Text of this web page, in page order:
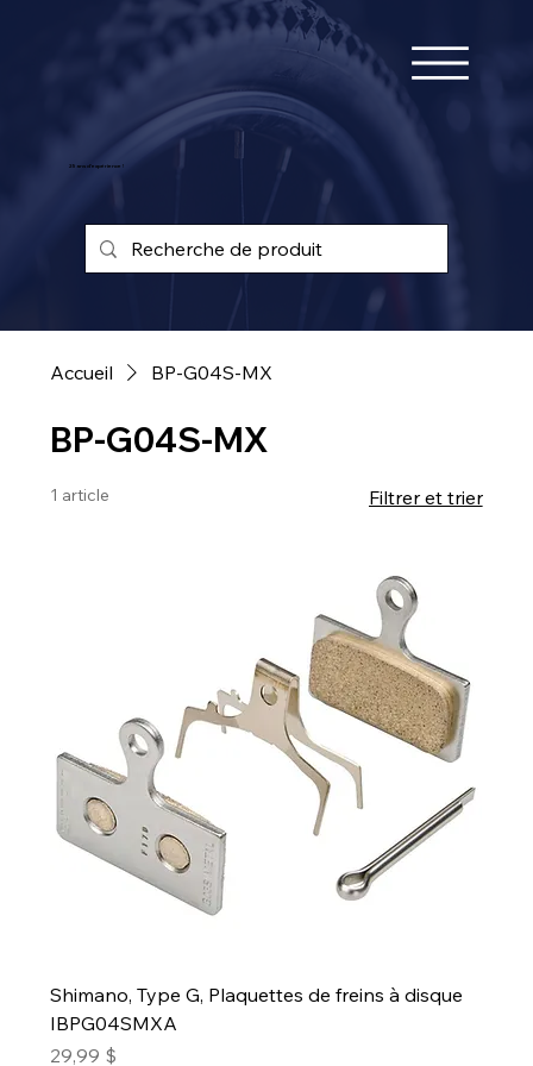
25 ans d'expérience !
Accueil BP-G04S-MX
BP-G04S-MX
1 article Filtrer et trier
Shimano, Type G, Plaquettes de freins à disque
IBPG04SMXA
Prix
29,99 $